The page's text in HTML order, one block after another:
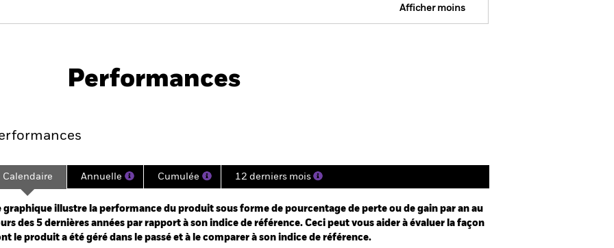
Afficher moins
Performances
2020-03-31 00:00:00 to 2026-07-31 00:00:00.
-12 to 24.
Calendaire Annuelle Cumulée 12 derniers mois
graphique illustre la performance du produit sous forme de pourcentage de perte ou de gain par an au
des 5 dernières années par rapport à son indice de référence. Ceci peut vous aider à évaluer la façon
le produit a été géré dans le passé et à le comparer à son indice de référence.